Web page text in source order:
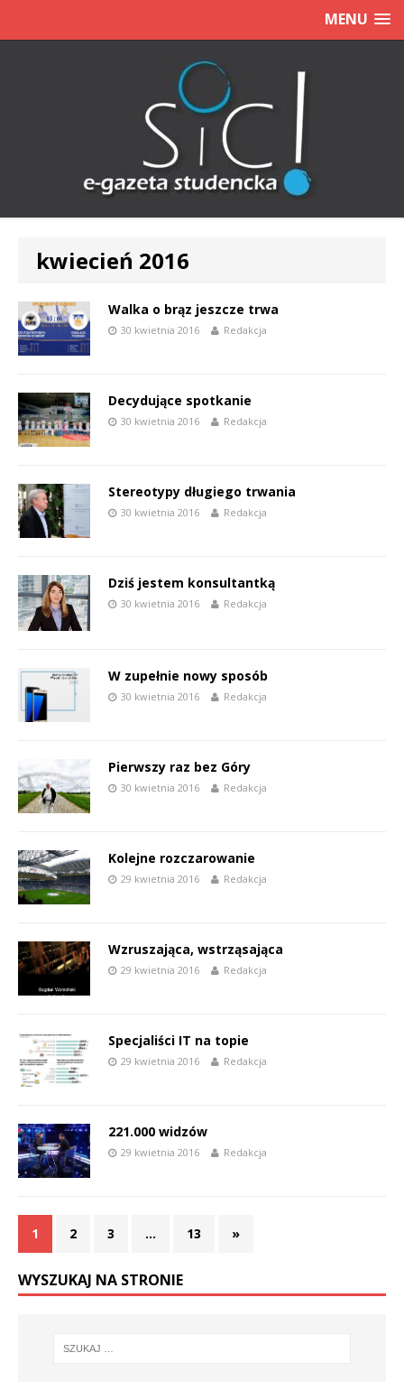
MENU
kwiecień 2016
Walka o brąz jeszcze trwa
30 kwietnia 2016 Redakcja
Decydujące spotkanie
30 kwietnia 2016 Redakcja
Stereotypy długiego trwania
30 kwietnia 2016 Redakcja
Dziś jestem konsultantką
30 kwietnia 2016 Redakcja
W zupełnie nowy sposób
30 kwietnia 2016 Redakcja
Pierwszy raz bez Góry
30 kwietnia 2016 Redakcja
Kolejne rozczarowanie
29 kwietnia 2016 Redakcja
Wzruszająca, wstrząsająca
29 kwietnia 2016 Redakcja
Specjaliści IT na topie
29 kwietnia 2016 Redakcja
221.000 widzów
29 kwietnia 2016 Redakcja
1 2 3 … 13 »
WYSZUKAJ NA STRONIE